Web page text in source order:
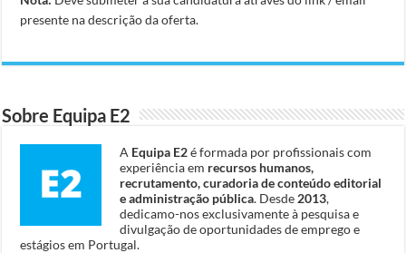
presente na descrição da oferta.
Sobre Equipa E2
A Equipa E2é formada por profissionais com
experiência em recursos humanos,
recrutamento, curadoria de conteúdo editorial
e administração pública. Desde 2013,
dedicamo-nos exclusivamente à pesquisa e
divulgação de oportunidades de emprego e
estágios em Portugal.